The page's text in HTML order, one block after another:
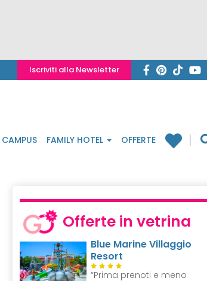
Iscriviti alla Newsletter
CAMPUS FAMILY HOTEL OFFERTE
Offerte in vetrina
Blue Marine Villaggio
Resort
“Prima prenoti e meno